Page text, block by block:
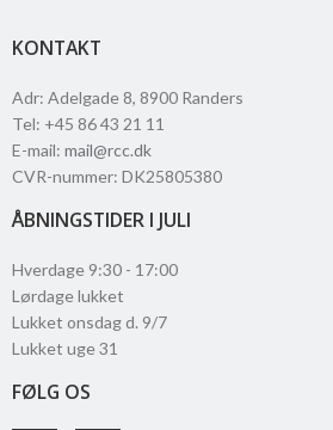
KONTAKT
Adr: Adelgade 8, 8900 Randers
Tel: +45 86 43 21 11
E-mail: mail@rcc.dk
CVR-nummer: DK25805380
ÅBNINGSTIDER I JULI
Hverdage 9:30 - 17:00
Lørdage lukket
Lukket onsdag d. 9/7
Lukket uge 31
FØLG OS